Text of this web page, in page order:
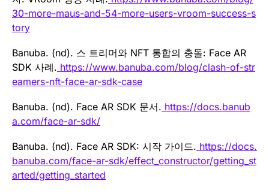
30-more-maus-and-54-more-users-vroom-success-s
tory
Banuba. (nd). 스 트리머와 NFT 통합의 충돌: Face AR
SDK 사례. https://www.banuba.com/blog/clash-of-str
eamers-nft-face-ar-sdk-case
Banuba. (nd). Face AR SDK 문서. https://docs.banub
a.com/face-ar-sdk/
Banuba. (nd). Face AR SDK: 시작 가이드. https://docs.
banuba.com/face-ar-sdk/effect_constructor/getting_st
arted/getting_started